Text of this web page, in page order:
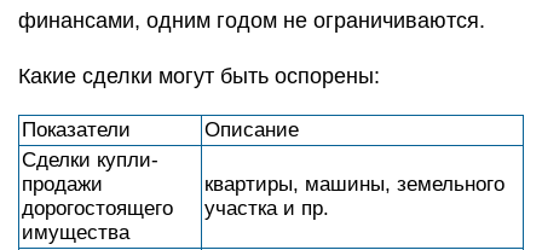
финансами, одним годом не ограничиваются.
Какие сделки могут быть оспорены:
Показатели
Описание
Сделки купли-
продажи
дорогостоящего
имущества
квартиры, машины, земельного
участка и пр.